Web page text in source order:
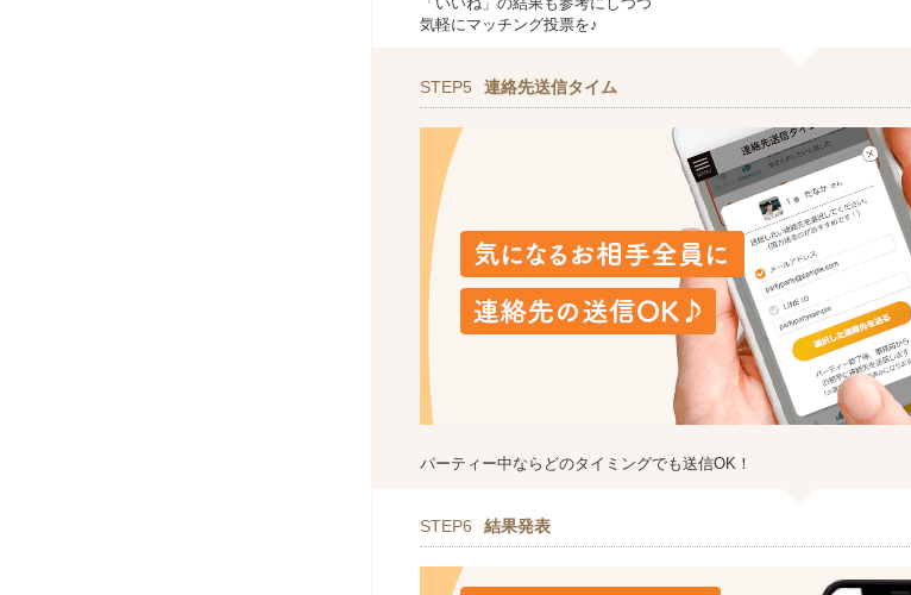
気軽にマッチング投票を♪
STEP5 連絡先送信タイム
パーティー中ならどのタイミングでも送信OK！
STEP6 結果発表